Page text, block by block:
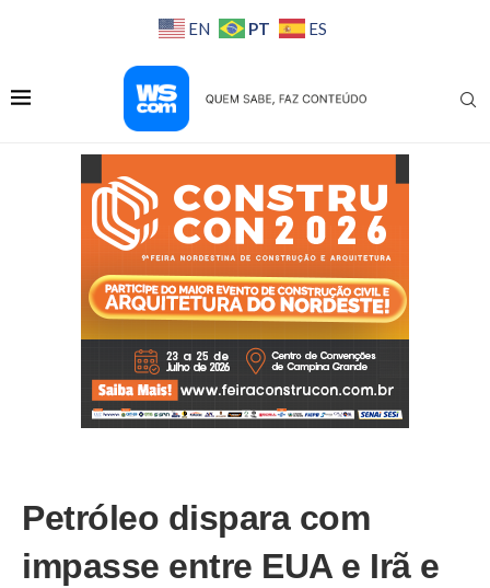
EN PT ES
Petróleo dispara com
impasse entre EUA e Irã e